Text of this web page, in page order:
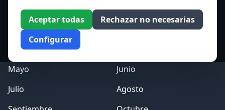
Aceptar todas
Rechazar no necesarias
Configurar
Acceso a los Meses
Enero
Febrero
Marzo
Mayo
Junio
Julio
Agosto